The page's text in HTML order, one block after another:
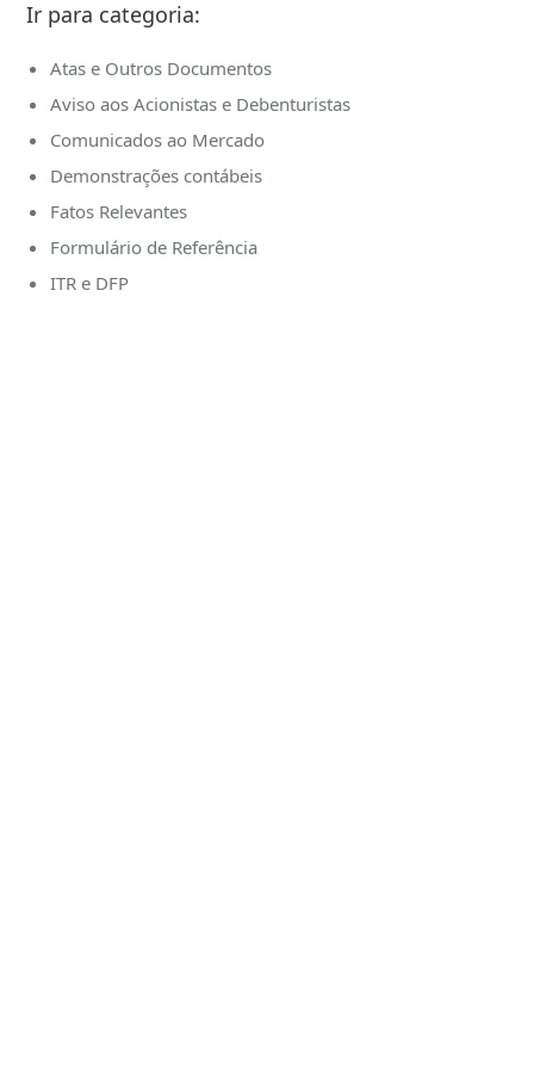
Ir para categoria:
Atas e Outros Documentos
Aviso aos Acionistas e Debenturistas
Comunicados ao Mercado
Demonstrações contábeis
Fatos Relevantes
Formulário de Referência
ITR e DFP